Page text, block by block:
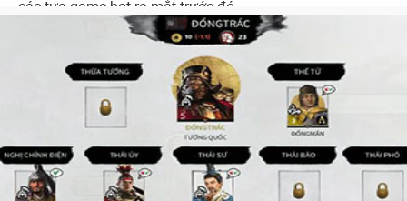
các tựa game hot ra mắt trước đó.